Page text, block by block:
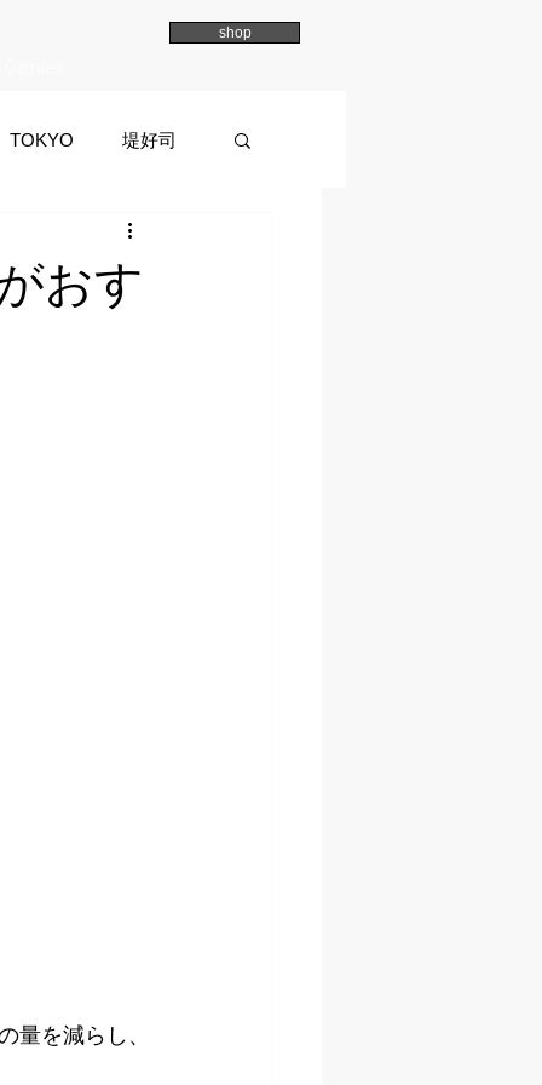
shop
TOKYO 堤好司
イマイマユ
おす
量を減らし、